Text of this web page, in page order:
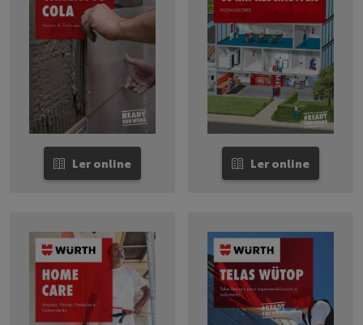
Ler online Ler online